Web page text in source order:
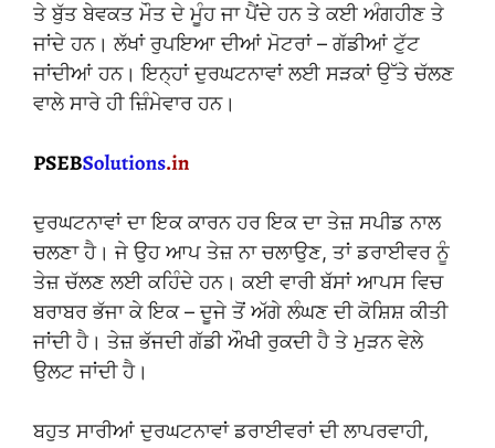
ਤੇ ਬੁੱਤ ਬੇਵਕਤ ਮੌਤ ਦੇ ਮੂੰਹ ਜਾ ਪੈਂਦੇ ਹਨ ਤੇ ਕਈ ਅੰਗਹੀਣ ਤੇ
ਜਾਂਦੇ ਹਨ। ਲੱਖਾਂ ਰੁਪਇਆ ਦੀਆਂ ਮੋਟਰਾਂ – ਗੱਡੀਆਂ ਟੁੱਟ
ਜਾਂਦੀਆਂ ਹਨ। ਇਨ੍ਹਾਂ ਦੁਰਘਟਨਾਵਾਂ ਲਈ ਸੜਕਾਂ ਉੱਤੇ ਚੱਲਣ
ਵਾਲੇ ਸਾਰੇ ਹੀ ਜ਼ਿੰਮੇਵਾਰ ਹਨ।
ਦੁਰਘਟਨਾਵਾਂ ਦਾ ਇਕ ਕਾਰਨ ਹਰ ਇਕ ਦਾ ਤੇਜ਼ ਸਪੀਡ ਨਾਲ
ਚਲਣਾ ਹੈ। ਜੇ ਉਹ ਆਪ ਤੇਜ਼ ਨਾ ਚਲਾਉਣ, ਤਾਂ ਡਰਾਈਵਰ ਨੂੰ
ਤੇਜ਼ ਚੱਲਣ ਲਈ ਕਹਿੰਦੇ ਹਨ। ਕਈ ਵਾਰੀ ਬੱਸਾਂ ਆਪਸ ਵਿਚ
ਬਰਾਬਰ ਭੱਜਾ ਕੇ ਇਕ – ਦੂਜੇ ਤੋਂ ਅੱਗੇ ਲੰਘਣ ਦੀ ਕੋਸ਼ਿਸ਼ ਕੀਤੀ
ਜਾਂਦੀ ਹੈ। ਤੇਜ਼ ਭੱਜਦੀ ਗੱਡੀ ਔਖੀ ਰੁਕਦੀ ਹੈ ਤੇ ਮੁੜਨ ਵੇਲੇ
ਉਲਟ ਜਾਂਦੀ ਹੈ।
ਬਹੁਤ ਸਾਰੀਆਂ ਦੁਰਘਟਨਾਵਾਂ ਡਰਾਈਵਰਾਂ ਦੀ ਲਾਪਰਵਾਹੀ,